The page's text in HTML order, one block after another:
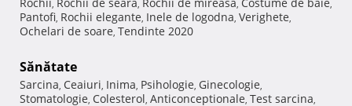
, , , ,
Pantofi, Rochii elegante, Inele de logodna, Verighete,
Ochelari de soare, Tendinte 2020
Sănătate
Sarcina, Ceaiuri, Inima, Psihologie, Ginecologie,
Stomatologie, Colesterol, Anticonceptionale, Test sarcina,